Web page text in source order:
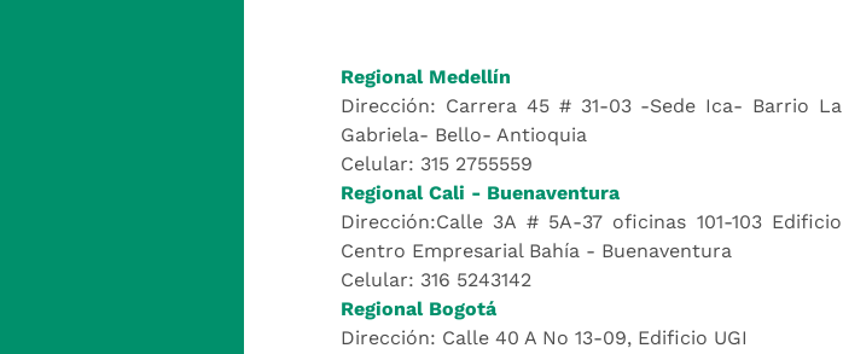
Regional Medellín
Dirección: Carrera 45 # 31-03 -Sede Ica- Barrio La
Gabriela- Bello- Antioquia
Celular: 315 2755559
Regional Cali - Buenaventura
Dirección:Calle 3A # 5A-37 oficinas 101-103 Edificio
Centro Empresarial Bahía - Buenaventura
Celular: 316 5243142
Regional Bogotá
Dirección: Calle 40 A No 13-09, Edificio UGI